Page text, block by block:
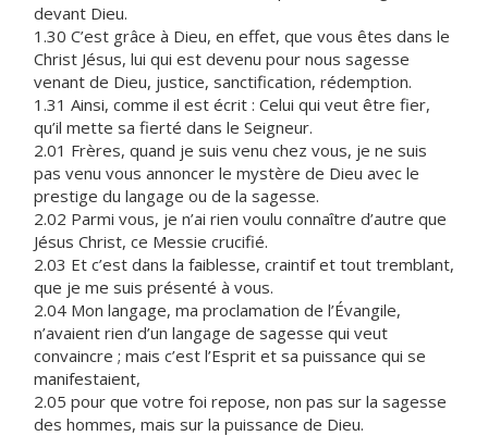
devant Dieu.
1.30 C’est grâce à Dieu, en effet, que vous êtes dans le
Christ Jésus, lui qui est devenu pour nous sagesse
venant de Dieu, justice, sanctification, rédemption.
1.31 Ainsi, comme il est écrit : Celui qui veut être fier,
qu’il mette sa fierté dans le Seigneur.
2.01 Frères, quand je suis venu chez vous, je ne suis
pas venu vous annoncer le mystère de Dieu avec le
prestige du langage ou de la sagesse.
2.02 Parmi vous, je n’ai rien voulu connaître d’autre que
Jésus Christ, ce Messie crucifié.
2.03 Et c’est dans la faiblesse, craintif et tout tremblant,
que je me suis présenté à vous.
2.04 Mon langage, ma proclamation de l’Évangile,
n’avaient rien d’un langage de sagesse qui veut
convaincre ; mais c’est l’Esprit et sa puissance qui se
manifestaient,
2.05 pour que votre foi repose, non pas sur la sagesse
des hommes, mais sur la puissance de Dieu.